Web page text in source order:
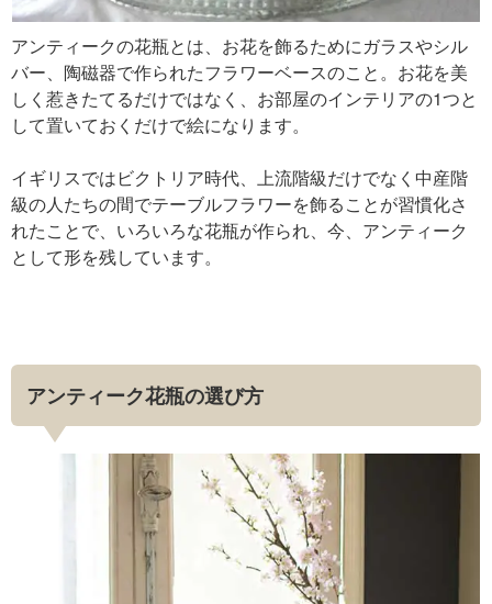
アンティークの花瓶とは、お花を飾るためにガラスやシル
バー、陶磁器で作られたフラワーベースのこと。お花を美
しく惹きたてるだけではなく、お部屋のインテリアの1つと
して置いておくだけで絵になります。
イギリスではビクトリア時代、上流階級だけでなく中産階
級の人たちの間でテーブルフラワーを飾ることが習慣化さ
れたことで、いろいろな花瓶が作られ、今、アンティーク
として形を残しています。
アンティーク花瓶の選び方